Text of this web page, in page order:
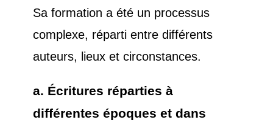
Sa formation a été un processus
complexe, réparti entre différents
auteurs, lieux et circonstances.
a. Écritures réparties à
différentes époques et dans